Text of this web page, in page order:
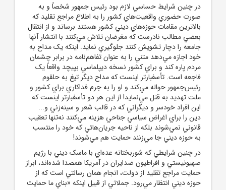
در چنين شرايط حساسي لازم بود رئيس ‌جمهور شخصاً و به
صورت حضوري واقعيت‌هاي کشور را به اطلاع مراجع تقليد که
بالاترين مقامات حوزه‌هاي ديني کشور هستند برساند و از انتقال
بعضي مطالب نادرست که مغرضان تلاش مي‌کنند با انتشار آنها
جامعه را دچار تشويش کنند جلوگيري نمايد. اينکه يک مداح به
خود اجازه مي‌دهد متني را به عنوان تفاهم‌نامه در برابر چشمان
مردم پاره کند و براي کشور نسخه ديپلماسي بپيچد واقعاً يک
فاجعه است. تأسفبارتر اينست که مداح ديگر تيغ به حلقوم
رئيس‌جمهور حواله مي‌کند و او را به جرم فداکاري براي کشور و
ملت تهديد به قتل مي‌نمايد! از اين هر دو تأسفبارتر اينست که
اين افراد خودسر و ديگراني که در قالب شعر و سينه‌زني و...
دين را براي اغراض سياسي جناحي هزينه مي‌کنند نه‌تنها تعقيب
قانوني نمي‌شوند بلکه از ناحيه جريان‌هائي که خود را منتسب
به حوزه ديني جا مي‌زنند حمايت هم مي‌شوند!
در چنين شرايطي که شوربختانه عده‌اي با ماسک ديني با رژيم
صهيونيستي و افراطيون ضدايران در آمريکا همصدا شده‌اند، ابراز
حمايت مراجع تقليد از دولت، انجام همان رسالتي است که از
حوزه ديني انتظار مي‌رود. جملاتي از قبيل اينکه «بناي ما حمايت